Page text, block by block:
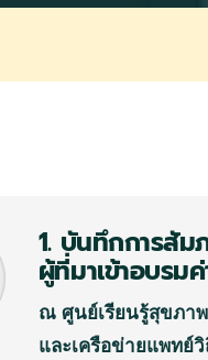
1. บันทึกการสั
ผู้ที่มาเข้าอบรม
ณ ศูนย์เรียนรู้สุขภา
และเครือข่ายแพทย์